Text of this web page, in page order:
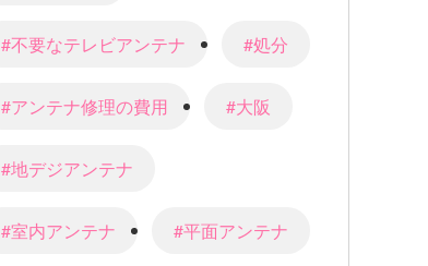
#不要なテレビアンテナ #処分
#アンテナ修理の費用 #大阪
#地デジアンテナ
#室内アンテナ #平面アンテナ